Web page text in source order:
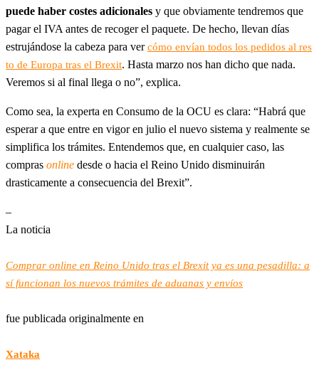
puede haber costes adicionales y que obviamente tendremos que
pagar el IVA antes de recoger el paquete. De hecho, llevan días
estrujándose la cabeza para vercómo envían todos los pedidos al res
to de Europa tras el Brexit. Hasta marzo nos han dicho que nada.
Veremos si al final llega o no”, explica.
Como sea, la experta en Consumo de la OCU es clara: “Habrá que
esperar a que entre en vigor en julio el nuevo sistema y realmente se
simplifica los trámites. Entendemos que, en cualquier caso, las
compras online desde o hacia el Reino Unido disminuirán
drasticamente a consecuencia del Brexit”.
–
La noticia
Comprar online en Reino Unido tras el Brexit ya es una pesadilla: a
sí funcionan los nuevos trámites de aduanas y envíos
fue publicada originalmente en
Xataka